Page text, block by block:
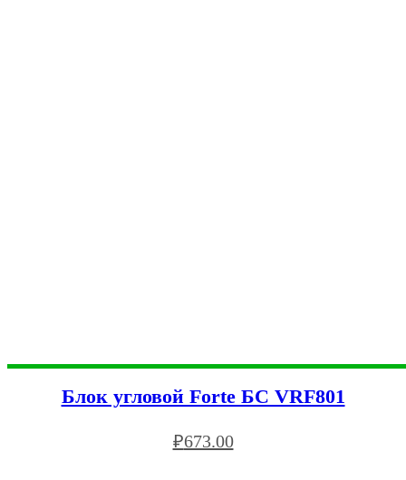
Блок угловой Forte БС VRF801
₽673.00